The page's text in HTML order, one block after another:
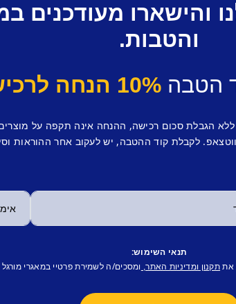
והישארו מעודכנים
והטבות.
הטבה 10% הנחה לרכישה ראשונה.
הגבלת סכום רכישה, ההנחה אינה תקפה על
לקבלת קוד ההטבה, יש לעקוב אחר ההוראות
תנאי השימוש:
את תקנון ומדיניות האתר, ומסכים/ה לשמירת פרטיי במאגרי